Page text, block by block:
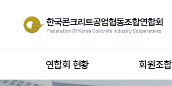
연합회 현황 회원조합